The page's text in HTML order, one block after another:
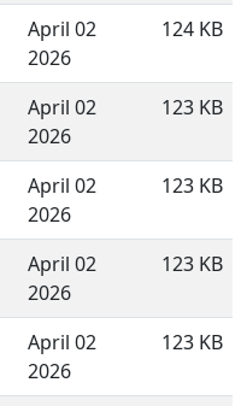
April 02
2026
124 KB
April 02
2026
123 KB
April 02
2026
123 KB
April 02
2026
123 KB
April 02
2026
123 KB